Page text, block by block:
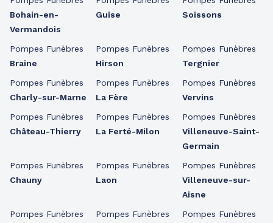
Bohain-en-
Vermandois
Pompes Funèbres
Braine
Pompes Funèbres
Charly-sur-Marne
Pompes Funèbres
Château-Thierry
Pompes Funèbres
Chauny
Pompes Funèbres
Guise
Pompes Funèbres
Hirson
Pompes Funèbres
La Fère
Pompes Funèbres
La Ferté-Milon
Pompes Funèbres
Laon
Pompes Funèbres
Soissons
Pompes Funèbres
Tergnier
Pompes Funèbres
Vervins
Pompes Funèbres
Villeneuve-Saint-
Germain
Pompes Funèbres
Villeneuve-sur-
Aisne
Pompes Funèbres